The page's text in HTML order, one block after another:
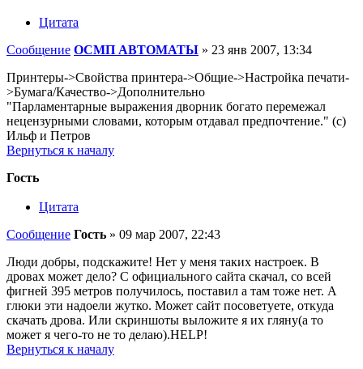
Цитата
Сообщение ОСМП АВТОМАТЫ » 23 янв 2007, 13:34
Принтеры->Свойства принтера->Общие->Настройка печати-
>Бумага/Качество->Дополнительно
"Парламентарные выражения дворник богато перемежал
нецензурными словами, которым отдавал предпочтение." (с)
Ильф и Петров
Вернуться к началу
Гость
Цитата
Сообщение Гость » 09 мар 2007, 22:43
Люди добры, подскажите! Нет у меня таких настроек. В
дровах может дело? С официального сайта скачал, со всей
фигней 395 метров получилось, поставил а там тоже нет. А
глюки эти надоели жутко. Может сайт посоветуете, откуда
скачать дрова. Или скриншоты выложите я их гляну(а то
может я чего-то не то делаю).HELP!
Вернуться к началу